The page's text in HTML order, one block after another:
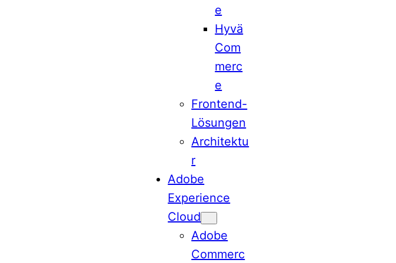
e
Hyvä
Com
merc
e
Frontend-
Lösungen
Architektu
r
Adobe
Experience
Cloud
Adobe
Commerc